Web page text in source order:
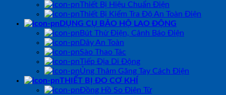
Thiết Bị Hiệu Chuẩn Điện
Thiết Bị Kiểm Tra Độ An Toàn Điện
DỤNG CỤ BẢO HỘ LAO ĐỘNG
Bút Thử Điện, Cảnh Báo Điện
Dây An Toàn
Sào Thao Tác
Tiếp Địa Di Động
Ủng Thảm Găng Tay Cách Điện
THIẾT BỊ ĐO CƠ KHÍ
Đồng Hồ So Điện Tử